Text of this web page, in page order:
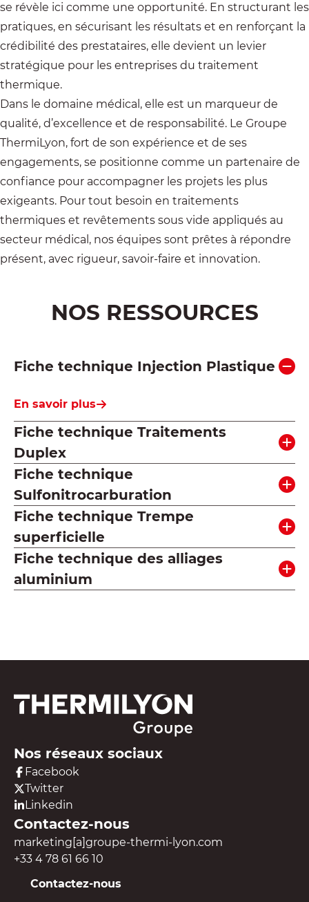
se révèle ici comme une opportunité. En structurant les
pratiques, en sécurisant les résultats et en renforçant la
crédibilité des prestataires, elle devient un levier
stratégique pour les entreprises du traitement
thermique.
Dans le domaine médical, elle est un marqueur de
qualité, d’excellence et de responsabilité. Le Groupe
ThermiLyon, fort de son expérience et de ses
engagements, se positionne comme un partenaire de
confiance pour accompagner les projets les plus
exigeants. Pour tout besoin en traitements
thermiques et revêtements sous vide appliqués au
secteur médical, nos équipes sont prêtes à répondre
présent, avec rigueur, savoir-faire et innovation.
NOS RESSOURCES
Fiche technique Injection Plastique
En savoir plus
Fiche technique Traitements
Duplex
Fiche technique
Sulfonitrocarburation
Fiche technique Trempe
superficielle
Fiche technique des alliages
aluminium
Nos réseaux sociaux
Facebook
Twitter
Linkedin
Contactez-nous
marketing[a]groupe-thermi-lyon.com
+33 4 78 61 66 10
Contactez-nous